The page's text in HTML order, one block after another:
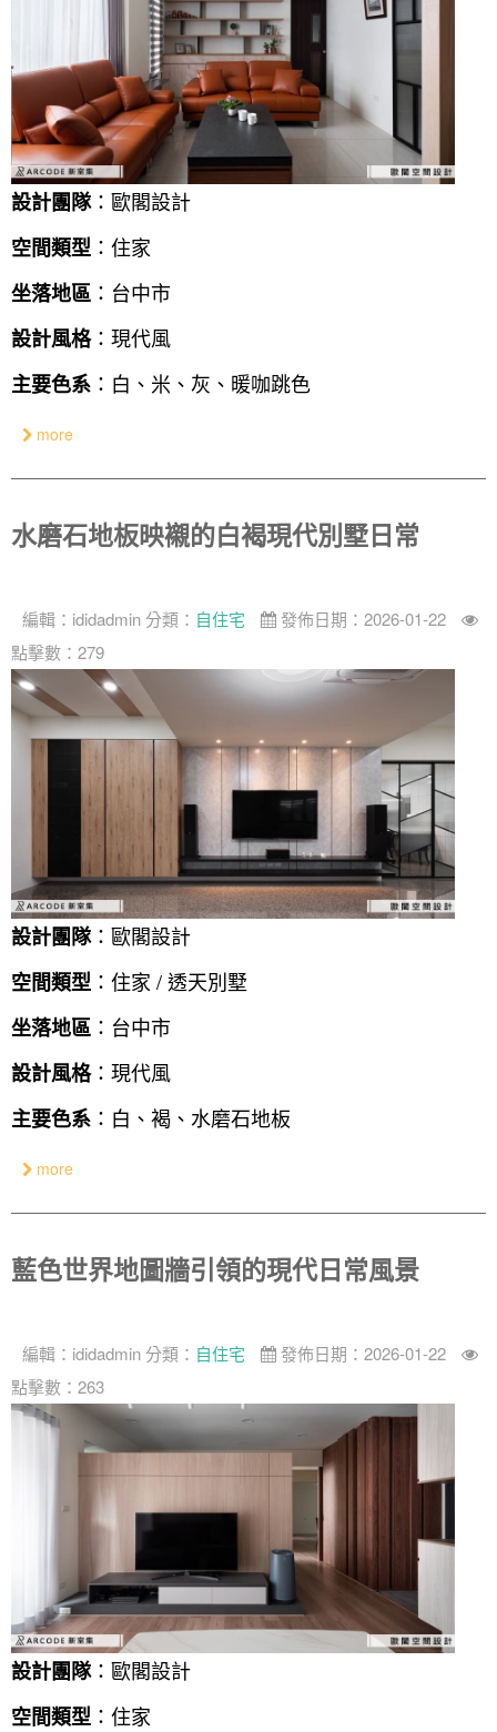
設計團隊：歐閣設計
空間類型 ：住家
坐落地區 ：台中市
設計風格：現代風
主要色系 ：白、米、灰、暖咖跳色
more
水磨石地板映襯的白褐現代別墅日常
編輯： ididadmin 分類： 自住宅
發佈日期：2026-01-22
點擊數：279
設計團隊：歐閣設計
空間類型 ：住家 / 透天別墅
坐落地區 ：台中市
設計風格：現代風
主要色系 ：白、褐、水磨石地板
more
藍色世界地圖牆引領的現代日常風景
編輯： ididadmin 分類： 自住宅
發佈日期：2026-01-22
點擊數：263
設計團隊：歐閣設計
空間類型 ：住家